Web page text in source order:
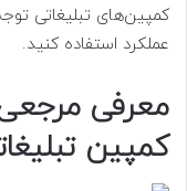
کمپین‌های تبلیغاتی توجه
عملکرد استفاده کنید.
معرفی مرجعی
کمپین